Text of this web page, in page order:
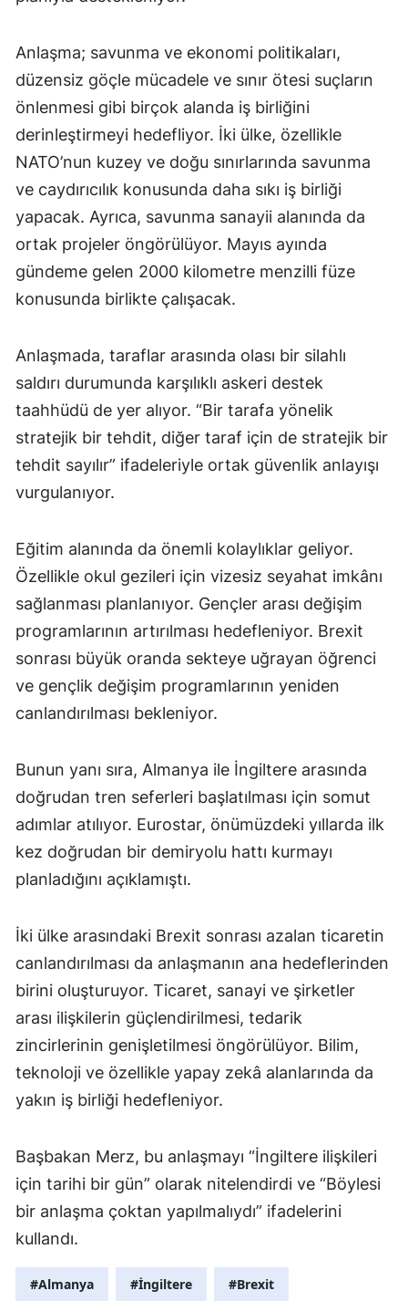
Anlaşma; savunma ve ekonomi politikaları,
düzensiz göçle mücadele ve sınır ötesi suçların
önlenmesi gibi birçok alanda iş birliğini
derinleştirmeyi hedefliyor. İki ülke, özellikle
NATO’nun kuzey ve doğu sınırlarında savunma
ve caydırıcılık konusunda daha sıkı iş birliği
yapacak. Ayrıca, savunma sanayii alanında da
ortak projeler öngörülüyor. Mayıs ayında
gündeme gelen 2000 kilometre menzilli füze
konusunda birlikte çalışacak.
Anlaşmada, taraflar arasında olası bir silahlı
saldırı durumunda karşılıklı askeri destek
taahhüdü de yer alıyor. “Bir tarafa yönelik
stratejik bir tehdit, diğer taraf için de stratejik bir
tehdit sayılır” ifadeleriyle ortak güvenlik anlayışı
vurgulanıyor.
Eğitim alanında da önemli kolaylıklar geliyor.
Özellikle okul gezileri için vizesiz seyahat imkânı
sağlanması planlanıyor. Gençler arası değişim
programlarının artırılması hedefleniyor. Brexit
sonrası büyük oranda sekteye uğrayan öğrenci
ve gençlik değişim programlarının yeniden
canlandırılması bekleniyor.
Bunun yanı sıra, Almanya ile İngiltere arasında
doğrudan tren seferleri başlatılması için somut
adımlar atılıyor. Eurostar, önümüzdeki yıllarda ilk
kez doğrudan bir demiryolu hattı kurmayı
planladığını açıklamıştı.
İki ülke arasındaki Brexit sonrası azalan ticaretin
canlandırılması da anlaşmanın ana hedeflerinden
birini oluşturuyor. Ticaret, sanayi ve şirketler
arası ilişkilerin güçlendirilmesi, tedarik
zincirlerinin genişletilmesi öngörülüyor. Bilim,
teknoloji ve özellikle yapay zekâ alanlarında da
yakın iş birliği hedefleniyor.
Başbakan Merz, bu anlaşmayı “İngiltere ilişkileri
için tarihi bir gün” olarak nitelendirdi ve “Böylesi
bir anlaşma çoktan yapılmalıydı” ifadelerini
kullandı.
#Almanya #İngiltere #Brexit